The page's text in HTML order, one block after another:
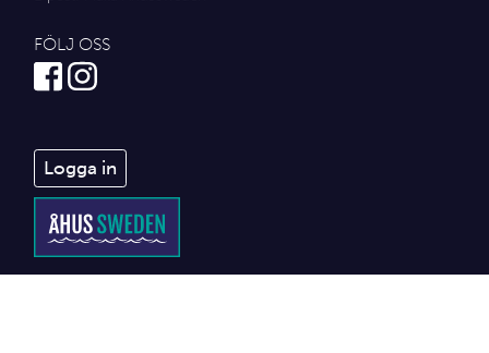
FÖLJ OSS
Logga in